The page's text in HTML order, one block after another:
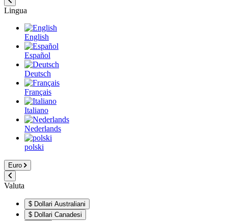
Lingua
English
Español
Deutsch
Français
Italiano
Nederlands
polski
Euro
Valuta
$ Dollari Australiani
$ Dollari Canadesi